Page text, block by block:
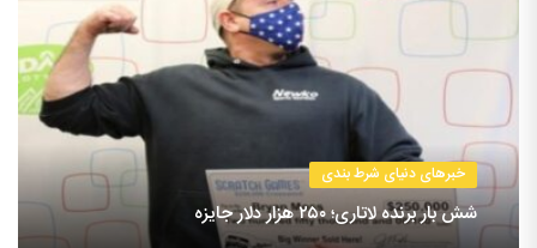
خبرهای دنیای شرط بندی
شش بار برنده لاتاری؛ ۲۵۰ هزار دلار جایزه